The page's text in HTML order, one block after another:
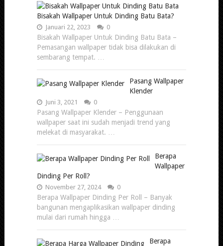
Bisakah Wallpaper Untuk Dinding Batu Bata?
Januari 22, 2023 0
Bisakah Wallpaper Untuk Dinding Batu Bata –
Pemasangan wallpaper tidak bisa dilakukan di
sembarang tempat. …
Pasang Wallpaper
Klender
Juni 3, 2021 0
Pasang Wallpaper Klender – Penggunaan
wallpaper saat ini sudah menjadi trend yang
melekat di masyarakat. …
Berapa
Wallpaper
Dinding Per Roll?
November 27, 2024 0
Berapa Wallpaper Dinding Per Roll – Banyak
bangunan mengaplikasikan wallpaper dinding
mulai dari rumah hingga …
Berapa